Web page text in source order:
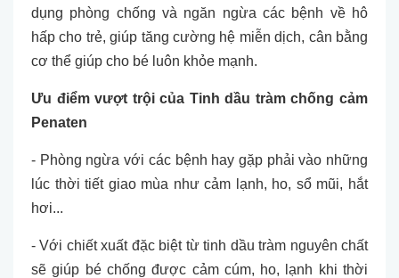
dụng phòng chống và ngăn ngừa các bệnh về hô
hấp cho trẻ, giúp tăng cường hệ miễn dịch, cân bằng
cơ thể giúp cho bé luôn khỏe mạnh.
Ưu điểm vượt trội của Tinh dầu tràm chống cảm
Penaten
- Phòng ngừa với các bệnh hay gặp phải vào những
lúc thời tiết giao mùa như cảm lạnh, ho, sổ mũi, hắt
hơi...
- Với chiết xuất đặc biệt từ tinh dầu tràm nguyên chất
sẽ giúp bé chống được cảm cúm, ho, lạnh khi thời